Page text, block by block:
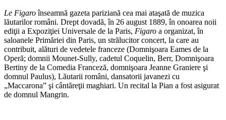
Le Figaroînseamnă gazeta pariziană cea mai ataşată de muzica
lăutarilor români. Drept dovadă, în 26 august 1889, în onoarea noii
ediţii a Expoziţiei Universale de la Paris, Figaro a organizat, în
saloanele Primăriei din Paris, un strălucitor concert, la care au
contribuit, alături de vedetele franceze (Domnişoara Eames de la
Operă; domnii Mounet-Sully, cadetul Coquelin, Berr, Domnişoara
Bertiny de la Comedia Franceză, domnişoara Jeanne Graniere şi
domnul Paulus), Lăutarii români, dansatorii javanezi cu
„Maccarona” şi cântăreţii maghiari. Un recital la Pian a fost asigurat
de domnul Mangrin.